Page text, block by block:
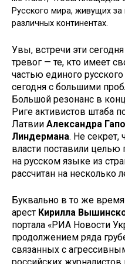
Русского мира, живущих
различных континентах.
Увы, встречи эти
тревог — те, кто имеет
частью единого
сегодня с большими
Большой резонанс в
Риге активистов штаба
Латвии Александра
Линдермана. Не секрет,
власти поставили целью
на русском языке из
рассчитан на несколько
Буквально в то же
арест Кирилла
портала «РИА Новости
продолжением ряда
связанных с